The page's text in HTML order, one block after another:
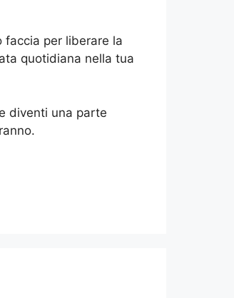
faccia per liberare la
quotidiana nella tua
diventi una parte